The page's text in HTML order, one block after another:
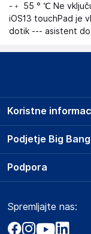
-﹢ 55 ° ℃ Ne
iOS13 touchPad je
dotik --- asistent
Podjetje Big Bang
O podjetju
Obvestila za
Akt o digitalnih
Koristne
Prodajna mesta
Storitve
Dostava, vnos in
Podpora
Marketplace
Kako oddati
Spremljajte nas: